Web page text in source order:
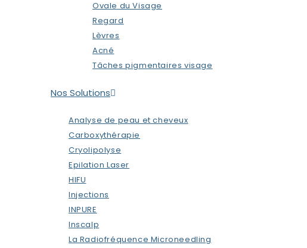
Ovale du Visage
Regard
Lèvres
Acné
Tâches pigmentaires visage
Nos Solutions
Analyse de peau et cheveux
Carboxythérapie
Cryolipolyse
Epilation Laser
HIFU
Injections
INPURE
Inscalp
La Radiofréquence Microneedling